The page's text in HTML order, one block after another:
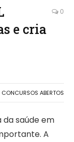
e cria
0
CONCURSOS ABERTOS
saúde em
A